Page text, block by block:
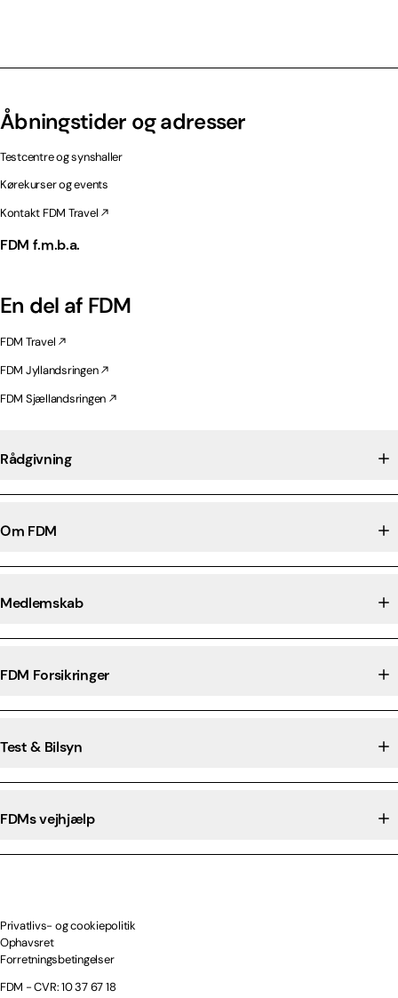
Åbningstider og adresser
Testcentre og synshaller
Kørekurser og events
Kontakt FDM Travel
FDM f.m.b.a.
En del af FDM
FDM Travel
FDM Jyllandsringen
FDM Sjællandsringen
Rådgivning
Om FDM
Medlemskab
FDM Forsikringer
Test & Bilsyn
FDMs vejhjælp
Privatlivs- og cookiepolitik
Ophavsret
Forretningsbetingelser
FDM - CVR: 10 37 67 18